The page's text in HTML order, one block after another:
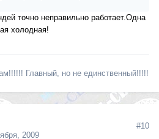
точно неправильно работает.Одна
холодная!
Главный, но не единственный!!!!!
2009
#10